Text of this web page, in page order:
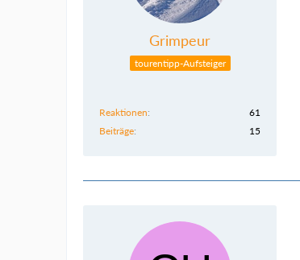
Grimpeur
tourentipp-Aufsteiger
Reaktionen
61
Beiträge
15